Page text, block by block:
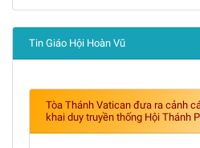
Tin Giáo Hội Hoàn Vũ
Tòa Thánh Vatican đưa ra cảnh
khai duy truyền thống Hội Thánh